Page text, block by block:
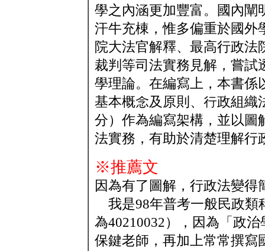
學之內涵更加豐富。國內闡
汗牛充棟，惟多偏重於國外
院大法官解釋、最高行政
裁判等司法實務見解，嘗試
學理論。在編寫上，本書係
基本概念及原則、行政組織
分）作為編寫架構，並以圖
法實務，有助於清楚理解行
※推薦文
因為有了圖解，行政法變得
我是98年普考一般民政類
為40210032），因為「政
保鍵老師，再加上常常撰寫